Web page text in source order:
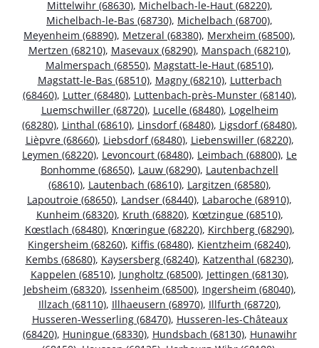
Mittelwihr (68630), Michelbach-le-Haut (68220),
Michelbach-le-Bas (68730), Michelbach (68700),
Meyenheim (68890), Metzeral (68380), Merxheim (68500),
Mertzen (68210), Masevaux (68290), Manspach (68210),
Malmerspach (68550), Magstatt-le-Haut (68510),
Magstatt-le-Bas (68510), Magny (68210), Lutterbach
(68460), Lutter (68480), Luttenbach-près-Munster (68140),
Luemschwiller (68720), Lucelle (68480), Logelheim
(68280), Linthal (68610), Linsdorf (68480), Ligsdorf (68480),
Lièpvre (68660), Liebsdorf (68480), Liebenswiller (68220),
Leymen (68220), Levoncourt (68480), Leimbach (68800), Le
Bonhomme (68650), Lauw (68290), Lautenbachzell
(68610), Lautenbach (68610), Largitzen (68580),
Lapoutroie (68650), Landser (68440), Labaroche (68910),
Kunheim (68320), Kruth (68820), Kœtzingue (68510),
Kœstlach (68480), Knœringue (68220), Kirchberg (68290),
Kingersheim (68260), Kiffis (68480), Kientzheim (68240),
Kembs (68680), Kaysersberg (68240), Katzenthal (68230),
Kappelen (68510), Jungholtz (68500), Jettingen (68130),
Jebsheim (68320), Issenheim (68500), Ingersheim (68040),
Illzach (68110), Illhaeusern (68970), Illfurth (68720),
Husseren-Wesserling (68470), Husseren-les-Châteaux
(68420), Huningue (68330), Hundsbach (68130), Hunawihr